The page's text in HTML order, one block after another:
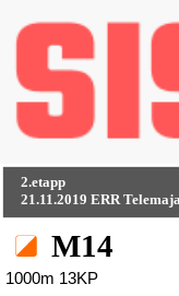
2.etapp
21.11.2019 ERR
M14
1000m 13KP